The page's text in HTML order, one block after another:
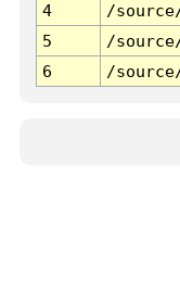
4
/
5
/
6
/